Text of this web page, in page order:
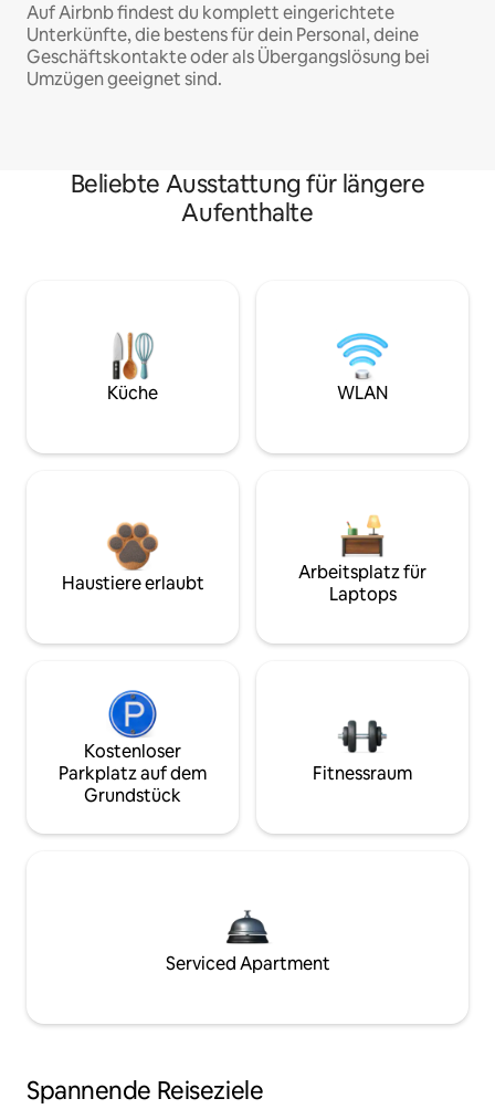
Auf Airbnb findest du komplett eingerichtete
Unterkünfte, die bestens für dein Personal, deine
Geschäftskontakte oder als Übergangslösung bei
Umzügen geeignet sind.
Beliebte Ausstattung für längere
Aufenthalte
Küche WLAN
Haustiere erlaubt
Arbeitsplatz für
Laptops
Kostenloser
Parkplatz auf dem
Grundstück
Fitnessraum
Serviced Apartment
Spannende Reiseziele